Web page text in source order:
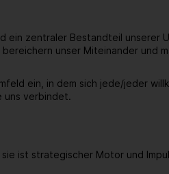
zentraler Bestandteil unserer
unser Miteinander und
ein, in dem sich jede/jeder
uns verbindet.
ist strategischer Motor und